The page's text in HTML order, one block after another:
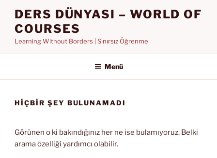
DERS DÜNYASI – WORLD OF
COURSES
Learning Without Borders | Sınırsız Öğrenme
Menü
HIÇBIR ŞEY BULUNAMADI
Görünen o ki bakındığınız her ne ise bulamıyoruz. Belki
arama özelliği yardımcı olabilir.